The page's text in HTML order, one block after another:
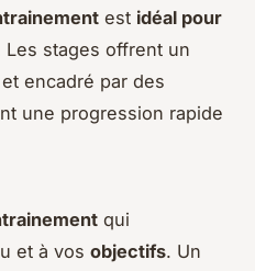
est idéal pour
Les stages offrent un
encadré par des
une progression rapide
qui
et à vos objectifs. Un